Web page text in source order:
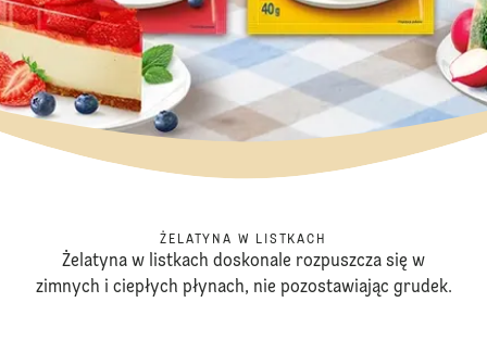
ŻELATYNA W LISTKACH
Żelatyna w listkach doskonale rozpuszcza się w
zimnych i ciepłych płynach, nie pozostawiając grudek.